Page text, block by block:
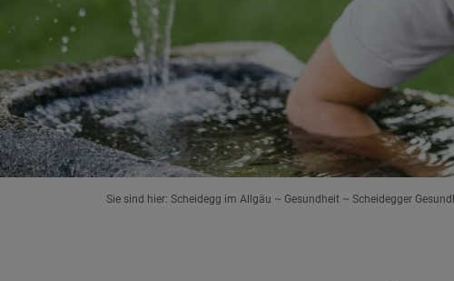
Sie sind hier: Scheidegg im Allgäu Gesundheit Scheidegger